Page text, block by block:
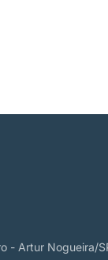
- Artur Nogueira/